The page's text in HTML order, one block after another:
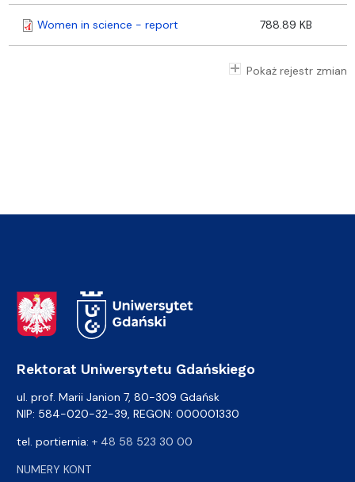
Women in science - report 788.89 KB
Pokaż rejestr zmian
Adres Rektoratu
Rektorat Uniwersytetu Gdańskiego
ul. prof. Marii Janion 7, 80-309 Gdańsk
NIP: 584-020-32-39, REGON: 000001330
tel. portiernia: + 48 58 523 30 00
NUMERY KONT